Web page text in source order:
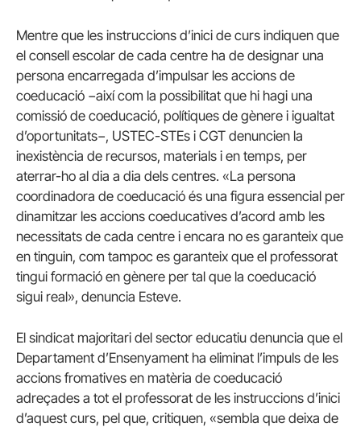
Mentre que les instruccions d’inici de curs indiquen que
el consell escolar de cada centre ha de designar una
persona encarregada d’impulsar les accions de
coeducació −així com la possibilitat que hi hagi una
comissió de coeducació, polítiques de gènere i igualtat
d’oportunitats−, USTEC-STEs i CGT denuncien la
inexistència de recursos, materials i en temps, per
aterrar-ho al dia a dia dels centres. «La persona
coordinadora de coeducació és una figura essencial per
dinamitzar les accions coeducatives d’acord amb les
necessitats de cada centre i encara no es garanteix que
en tinguin, com tampoc es garanteix que el professorat
tingui formació en gènere per tal que la coeducació
sigui real», denuncia Esteve.
El sindicat majoritari del sector educatiu denuncia que el
Departament d’Ensenyament ha eliminat l’impuls de les
accions fromatives en matèria de coeducació
adreçades a tot el professorat de les instruccions d’inici
d’aquest curs, pel que, critiquen, «sembla que deixa de